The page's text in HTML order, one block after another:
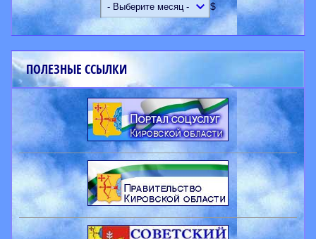
$
ПОЛЕЗНЫЕ ССЫЛКИ